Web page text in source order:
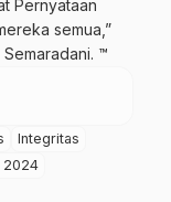
Pernyataan
semua,”
™
Integritas
2024